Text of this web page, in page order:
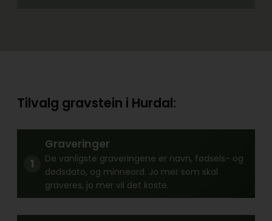
Tilvalg gravstein i Hurdal:
Graveringer
De vanligste graveringene er navn, fødsels- og
dødsdato, og minneord. Jo mer som skal
graveres, jo mer vil det koste.